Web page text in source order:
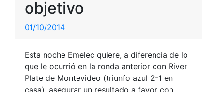
objetivo
01/10/2014
Esta noche Emelec quiere, a diferencia de lo
que le ocurrió en la ronda anterior con River
Plate de Montevideo (triunfo azul 2-1 en
casa), asegurar un resultado a favor con